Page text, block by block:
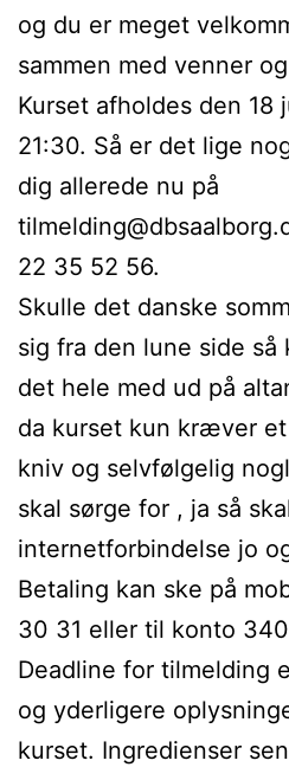
og du er meget
sammen med venner
Kurset afholdes den 18
21:30. Så er det lige
dig allerede nu på
22 35 52 56.
Skulle det danske
sig fra den lune side så
det hele med ud på
da kurset kun kræver
kniv og selvfølgelig
skal sørge for , ja så
internetforbindelse jo
Betaling kan ske på
30 31 eller til konto
Deadline for tilmelding
og yderligere
kurset. Ingredienser